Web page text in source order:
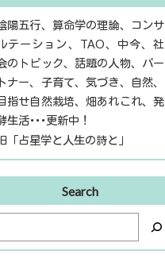
陽五行、算命学の理論、コンサ
テーション、TAO、中今、社
のトピック、話題の人物、パー
トナー、子育て、気づき、自然、
指せ自然栽培、畑あれこれ、発
生活･･･更新中！
「占星学と人生の詩と」
Search